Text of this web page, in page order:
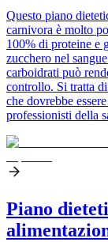
Questo piano
carnivora è molto
100% di proteine e
zucchero nel
carboidrati può
controllo. Si tratta
che dovrebbe
professionisti della
Piano